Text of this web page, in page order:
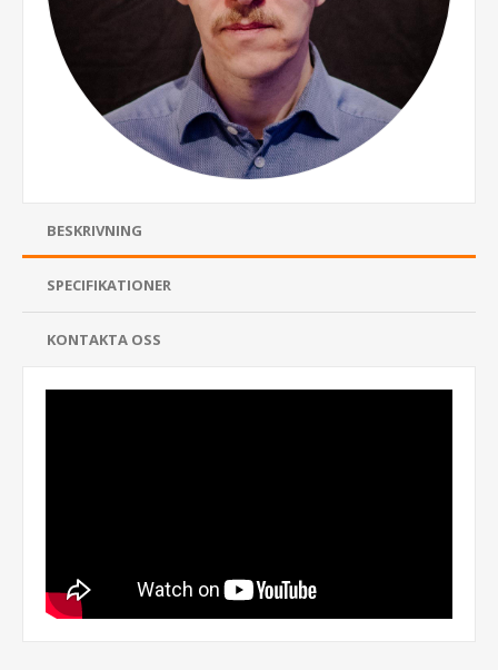
BESKRIVNING
SPECIFIKATIONER
KONTAKTA OSS